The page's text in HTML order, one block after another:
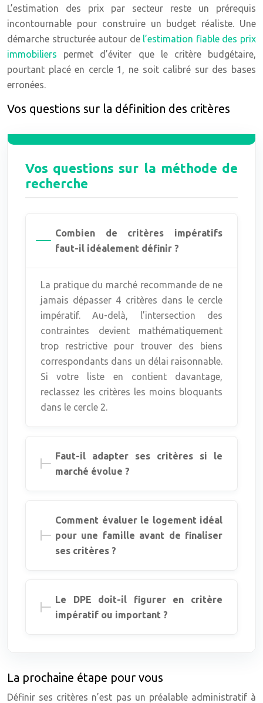
L’estimation des prix par secteur reste un prérequis
incontournable pour construire un budget réaliste. Une
démarche structurée autour de l’estimation fiable des prix
immobiliers permet d’éviter que le critère budgétaire,
pourtant placé en cercle 1, ne soit calibré sur des bases
erronées.
Vos questions sur la définition des critères
Vos questions sur la méthode de
recherche
Combien de critères impératifs
faut-il idéalement définir ?
La pratique du marché recommande de ne
jamais dépasser 4 critères dans le cercle
impératif. Au-delà, l’intersection des
contraintes devient mathématiquement
trop restrictive pour trouver des biens
correspondants dans un délai raisonnable.
Si votre liste en contient davantage,
reclassez les critères les moins bloquants
dans le cercle 2.
Faut-il adapter ses critères si le
marché évolue ?
Comment évaluer le logement idéal
pour une famille avant de finaliser
ses critères ?
Le DPE doit-il figurer en critère
impératif ou important ?
La prochaine étape pour vous
Définir ses critères n’est pas un préalable administratif à